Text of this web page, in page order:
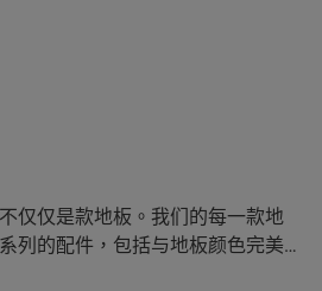
仅仅是款地板。我们的每一款地
列的配件，包括与地板颜色完美
边扣条和踢脚板。